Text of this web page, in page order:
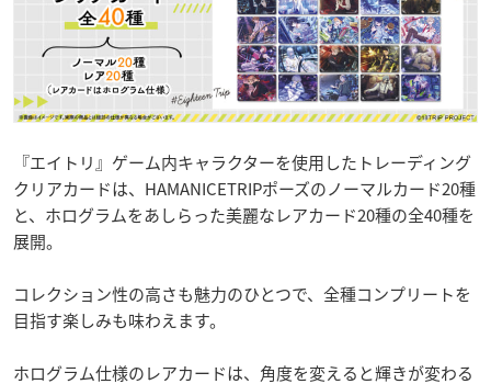
『エイトリ』ゲーム内キャラクターを使用したトレーディング
クリアカードは、HAMANICETRIPポーズのノーマルカード20種
と、ホログラムをあしらった美麗なレアカード20種の全40種を
展開。
コレクション性の高さも魅力のひとつで、全種コンプリートを
目指す楽しみも味わえます。
ホログラム仕様のレアカードは、角度を変えると輝きが変わる